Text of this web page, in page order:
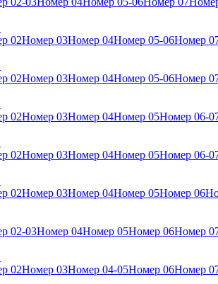
02Номер 03Номер 04Номер 05-06Номер
02Номер 03Номер 04Номер 05-06Номер
02Номер 03Номер 04Номер 05Номер 06-
02Номер 03Номер 04Номер 05Номер 06-
02Номер 03Номер 04Номер 05Номер 06
02-03Номер 04Номер 05Номер 06Номер
02Номер 03Номер 04-05Номер 06Номер